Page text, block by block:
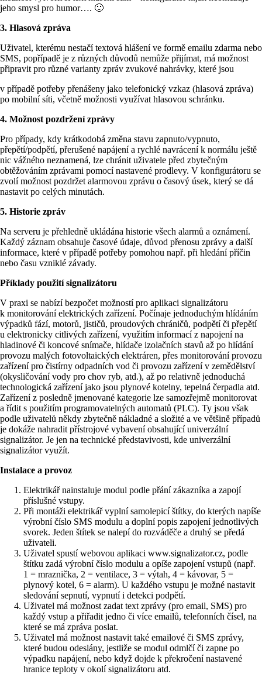
jeho smysl pro humor…. 🙂
3. Hlasová zpráva
Uživatel, kterému nestačí textová hlášení ve formě emailu zdarma nebo
SMS, popřípadě je z různých důvodů nemůže přijímat, má možnost
připravit pro různé varianty zpráv zvukové nahrávky, které jsou
v případě potřeby přenášeny jako telefonický vzkaz (hlasová zpráva)
po mobilní síti, včetně možnosti využívat hlasovou schránku.
4. Možnost pozdržení zprávy
Pro případy, kdy krátkodobá změna stavu zapnuto/vypnuto,
přepětí/podpětí, přerušené napájení a rychlé navrácení k normálu ještě
nic vážného neznamená, lze chránit uživatele před zbytečným
obtěžováním zprávami pomocí nastavené prodlevy. V konfigurátoru se
zvolí možnost pozdržet alarmovou zprávu o časový úsek, který se dá
nastavit po celých minutách.
5. Historie zpráv
Na serveru je přehledně ukládána historie všech alarmů a oznámení.
Každý záznam obsahuje časové údaje, důvod přenosu zprávy a další
informace, které v případě potřeby pomohou např. při hledání příčin
nebo času vzniklé závady.
Příklady použití signalizátoru
V praxi se nabízí bezpočet možností pro aplikaci signalizátoru
k monitorování elektrických zařízení. Počínaje jednoduchým hlídáním
výpadků fází, motorů, jističů, proudových chráničů, podpětí či přepětí
u elektronicky citlivých zařízení, využitím informací z napojení na
hladinové či koncové snímače, hlídače izolačních stavů až po hlídání
provozu malých fotovoltaických elektráren, přes monitorování provozu
zařízení pro čistírny odpadních vod či provozu zařízení v zemědělství
(okysličování vody pro chov ryb, atd.), až po relativně jednoduchá
technologická zařízení jako jsou plynové kotelny, tepelná čerpadla atd.
Zařízení z posledně jmenované kategorie lze samozřejmě monitorovat
a řídit s použitím programovatelných automatů (PLC). Ty jsou však
podle uživatelů někdy zbytečně nákladné a složité a ve většině případů
je dokáže nahradit přístrojové vybavení obsahující univerzální
signalizátor. Je jen na technické představivosti, kde univerzální
signalizátor využít.
Instalace a provoz
Elektrikář nainstaluje modul podle přání zákazníka a zapojí
příslušné vstupy.
Při montáži elektrikář vyplní samolepicí štítky, do kterých napíše
výrobní číslo SMS modulu a doplní popis zapojení jednotlivých
svorek. Jeden štítek se nalepí do rozváděče a druhý se předá
uživateli.
Uživatel spustí webovou aplikaci www.signalizator.cz, podle
štítku zadá výrobní číslo modulu a opíše zapojení vstupů (např.
1 = mraznička, 2 = ventilace, 3 = výtah, 4 = kávovar, 5 =
plynový kotel, 6 = alarm). U každého vstupu je možné nastavit
sledování sepnutí, vypnutí i detekci podpětí.
Uživatel má možnost zadat text zprávy (pro email, SMS) pro
každý vstup a přiřadit jedno či více emailů, telefonních čísel, na
které se má zpráva poslat.
Uživatel má možnost nastavit také emailové či SMS zprávy,
které budou odeslány, jestliže se modul odmlčí či zapne po
výpadku napájení, nebo když dojde k překročení nastavené
hranice teploty v okolí signalizátoru atd.